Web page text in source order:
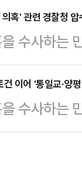
스트에서
관계자·주
…
수색에 나
에 대한
오전 가평
검사와 수
수색 대상
혹' 관련 경찰청 압
수사하는
따르면 민
고 있는 것
라고 언론
으로 전해
이어 '통일교·양
수사하는
관련자와